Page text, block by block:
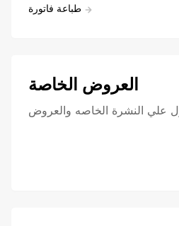
طباعة فاتورة
العروض الخاصة
علي النشرة الخاصه والعروض